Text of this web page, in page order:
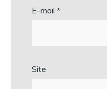
E-mail*
Site